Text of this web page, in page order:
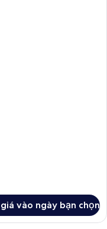
vào ngày bạn chọn